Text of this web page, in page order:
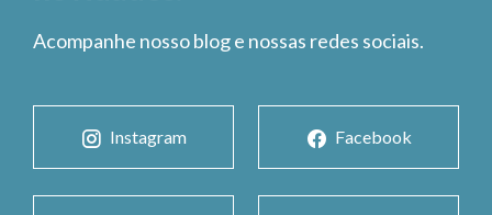
Acompanhe nosso blog e nossas redes sociais.
Instagram Facebook